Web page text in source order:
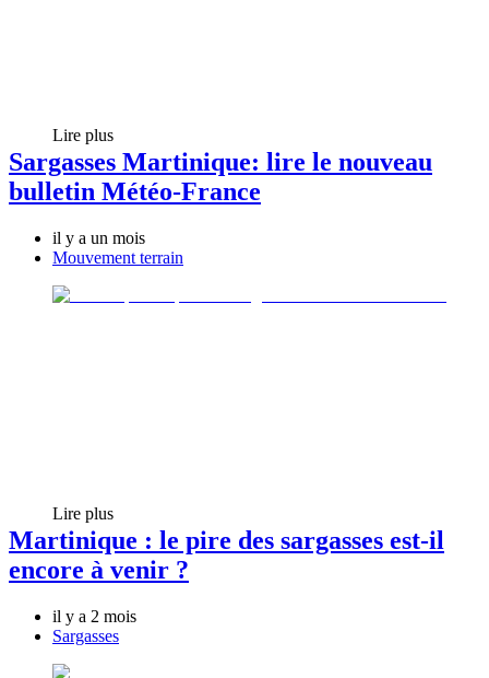
Lire plus
Sargasses Martinique: lire le nouveau
bulletin Météo-France
il y a un mois
Mouvement terrain
Lire plus
Martinique : le pire des sargasses est-il
encore à venir ?
il y a 2 mois
Sargasses